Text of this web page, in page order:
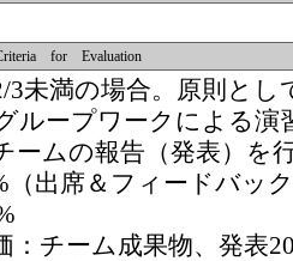
for Evaluation
3未満の場合。原則とし
ループワークによる演
ームの報告（発表）を
（出席＆フィードバッ
チーム成果物、発表